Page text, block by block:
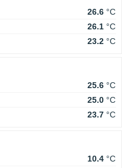
26.6 °C
26.1 °C
23.2 °C
25.6 °C
25.0 °C
23.7 °C
10.4 °C